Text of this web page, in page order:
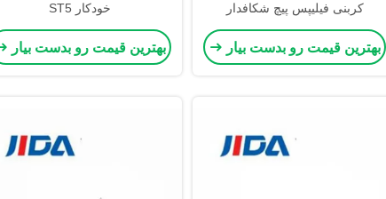
کربنی فیلیپس پیچ شکافدار
M5x14mm
بهترین قیمت رو بدست بیار
خودکار ST5
بهترین قیمت رو بدست بیار